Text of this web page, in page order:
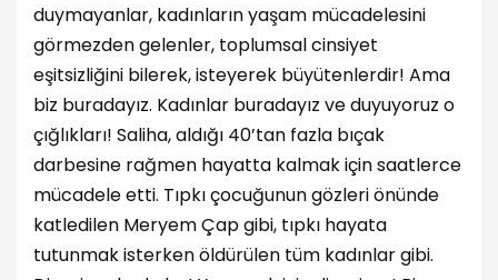
duymayanlar, kadınların yaşam mücadelesini
görmezden gelenler, toplumsal cinsiyet
eşitsizliğini bilerek, isteyerek büyütenlerdir! Ama
biz buradayız. Kadınlar buradayız ve duyuyoruz o
çığlıkları! Saliha, aldığı 40’tan fazla bıçak
darbesine rağmen hayatta kalmak için saatlerce
mücadele etti. Tıpkı çocuğunun gözleri önünde
katledilen Meryem Çap gibi, tıpkı hayata
tutunmak isterken öldürülen tüm kadınlar gibi.